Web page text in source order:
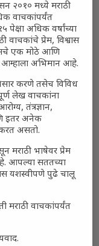
२०१० मध्ये मराठी
वाचकांपर्यंत
पेक्षा अधिक वर्षांच्या
वाचकांचे प्रेम, विश्वास
एक मोठे आणि
आम्हाला अभिमान आहे.
करणे तसेच विविध
लेख वाचकांना
तंत्रज्ञान,
इतर अनेक
करत असतो.
भाषेवर प्रेम
आपल्या सततच्या
यशस्वीपणे पुढे चालू
मराठी वाचकांपर्यंत